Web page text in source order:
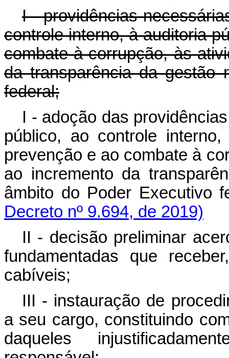
I - providências
controle interno, à auditoria
combate à corrupção, às
da transparência da gestão
federal;
I - adoção das
público, ao controle
prevenção e ao combate à
ao incremento da
âmbito do Poder Executivo
Decreto nº 9.694, de 2019)
II - decisão preliminar
fundamentadas que
cabíveis;
III - instauração de
a seu cargo, constituindo
daqueles